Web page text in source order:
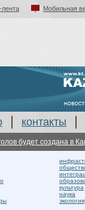
лента Мобильная
контакты
будет создана в
культура
наука
экология